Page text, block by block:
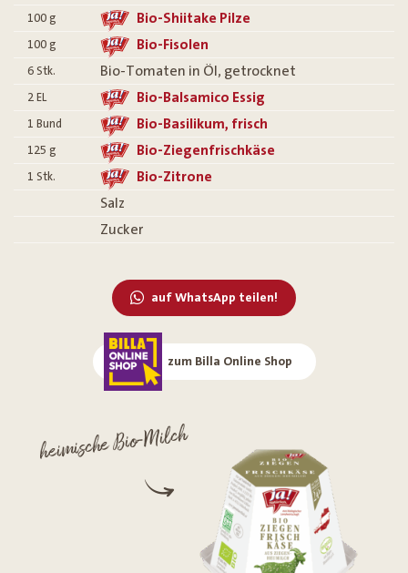
100 g Bio-Shiitake Pilze
100 g Bio-Fisolen
6 Stk. Bio-Tomaten in Öl, getrocknet
2 EL Bio-Balsamico Essig
1 Bund Bio-Basilikum, frisch
125 g Bio-Ziegenfrischkäse
1 Stk.
Bio-Zitrone
Salz
Zucker
auf WhatsApp teilen!
zum Billa Online Shop
heimische Bio-Milch